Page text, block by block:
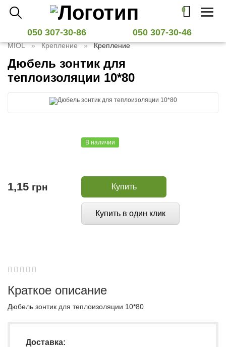
0
Toggle
050 307-30-86 050 307-30-46
MIOL Крепление Крепление
Дюбель зонтик для
теплоизоляции 10*80
В наличии
1,15 грн Купить
Купить в один клик
12345
Краткое описание
Дюбель зонтик для теплоизоляции 10*80
Доставка: